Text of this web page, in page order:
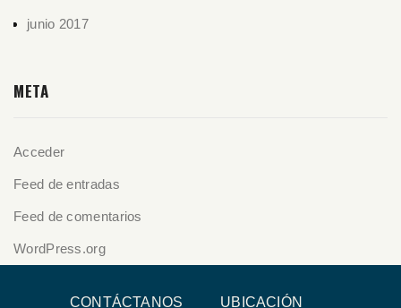
junio 2017
META
Acceder
Feed de entradas
Feed de comentarios
WordPress.org
CONTÁCTANOS UBICACIÓN